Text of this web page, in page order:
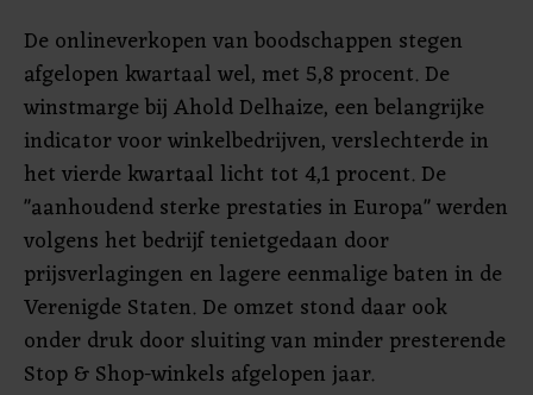
De onlineverkopen van boodschappen stegen
afgelopen kwartaal wel, met 5,8 procent. De
winstmarge bij Ahold Delhaize, een belangrijke
indicator voor winkelbedrijven, verslechterde in
het vierde kwartaal licht tot 4,1 procent. De
"aanhoudend sterke prestaties in Europa" werden
volgens het bedrijf tenietgedaan door
prijsverlagingen en lagere eenmalige baten in de
Verenigde Staten. De omzet stond daar ook
onder druk door sluiting van minder presterende
Stop & Shop-winkels afgelopen jaar.